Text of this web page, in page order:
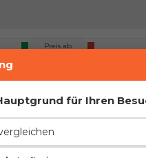
Preis ab
dass es sich um zwei
für Ihren